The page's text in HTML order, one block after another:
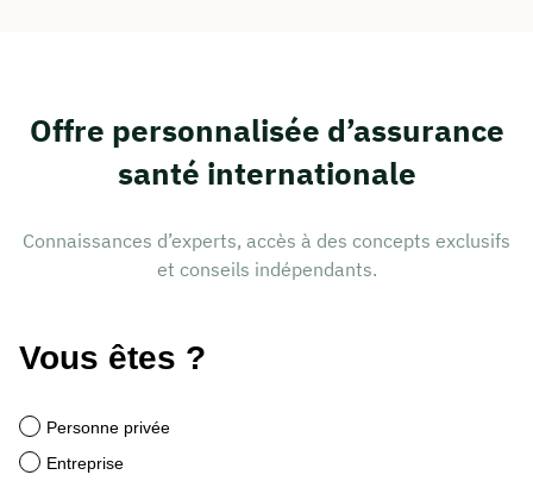
Offre personnalisée d’assurance
santé internationale
Connaissances d’experts, accès à des concepts exclusifs
et conseils indépendants.